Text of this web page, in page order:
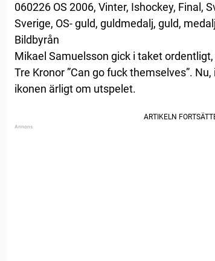
060226 OS 2006, Vinter, Ishockey, Final,
Sverige, OS- guld, guldmedalj, guld,
Bildbyrån
Mikael Samuelsson gick i taket
Tre Kronor ”Can go fuck themselves”.
ikonen ärligt om utspelet.